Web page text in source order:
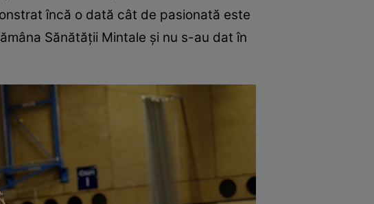
încă o dată cât de pasionată este
Sănătății Mintale și nu s-au dat în